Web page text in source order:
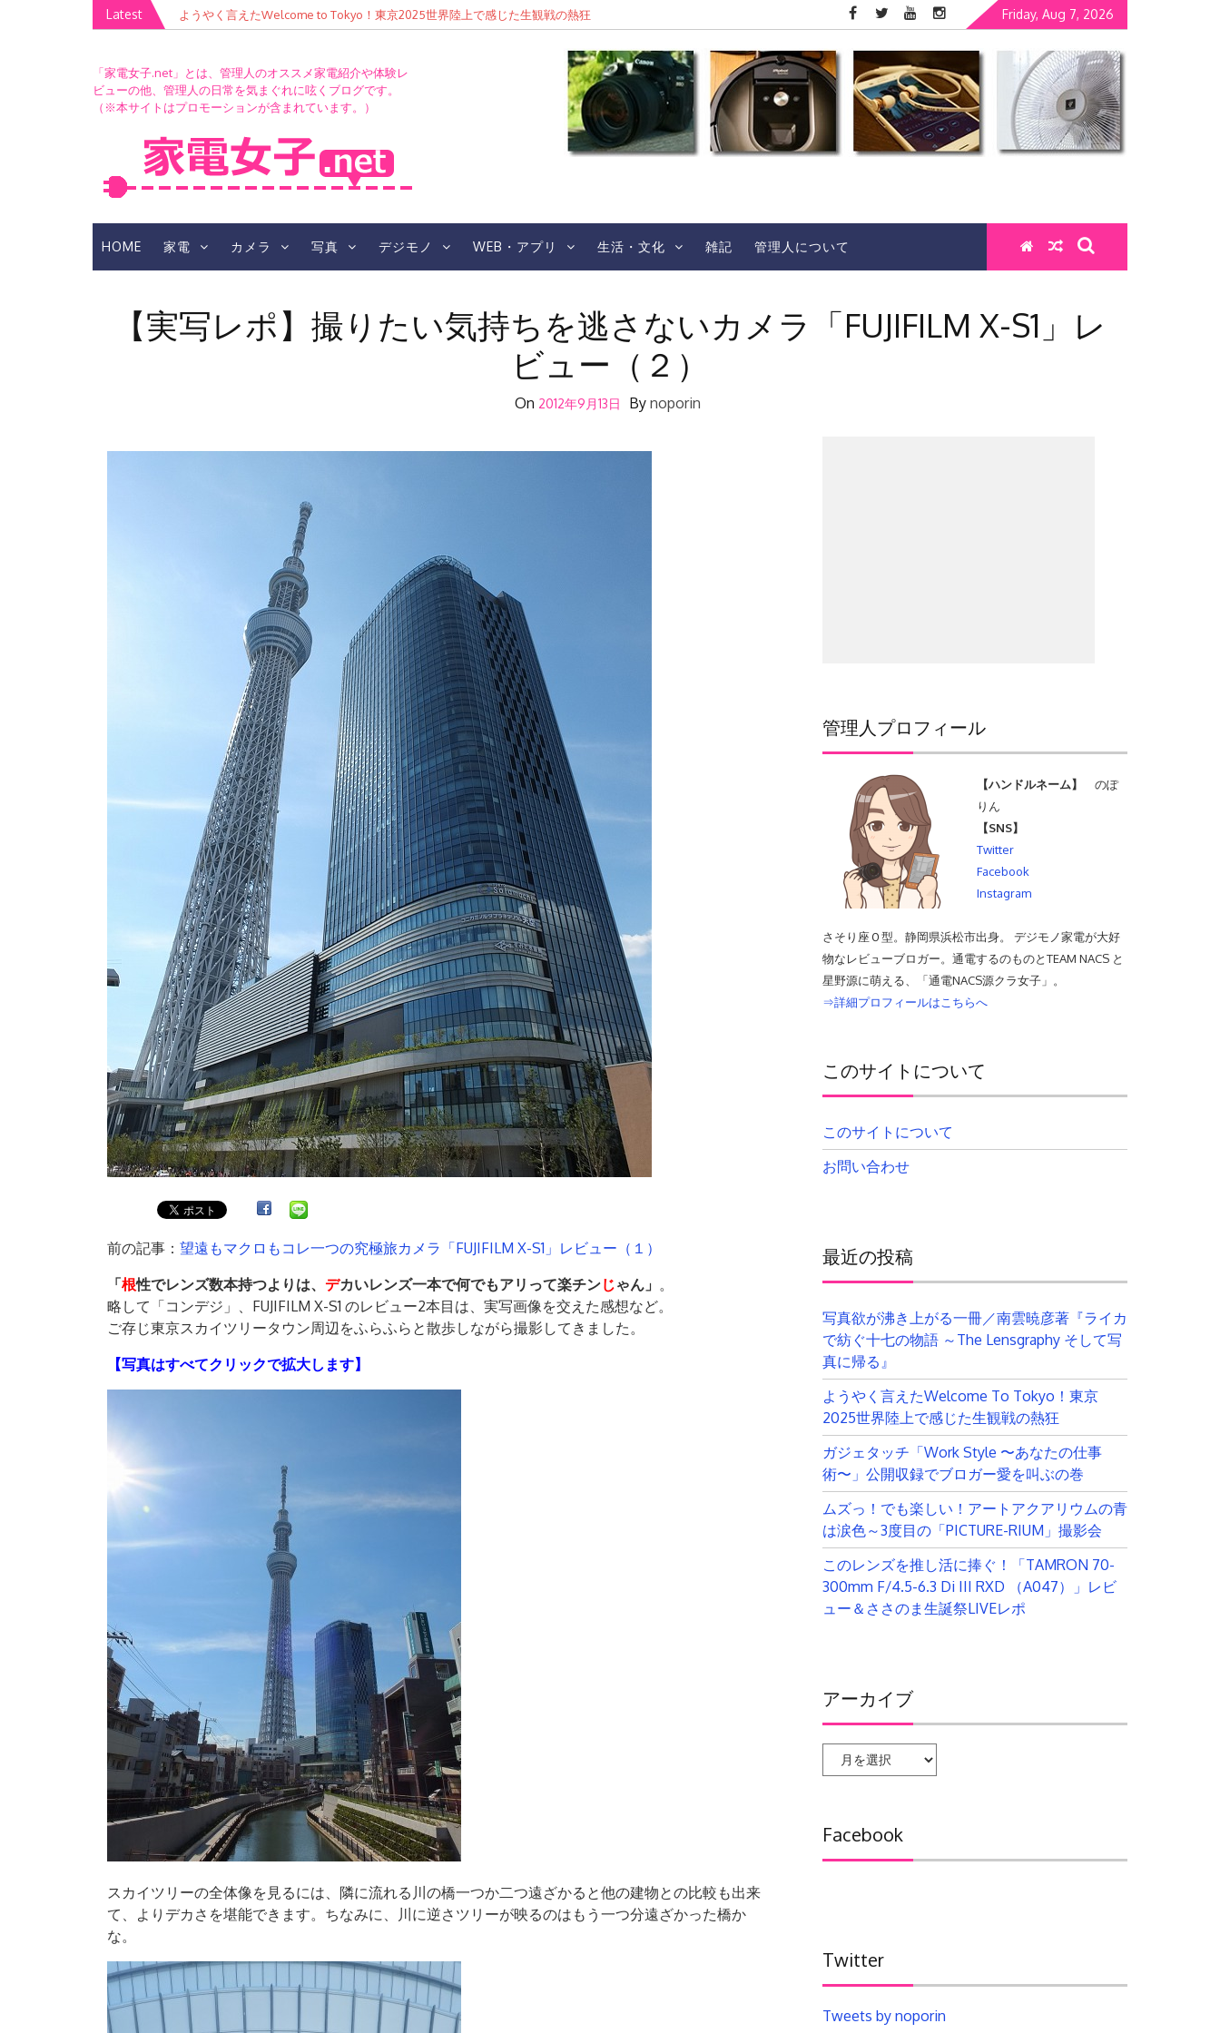
Latest ようやく言えたWelcome to Tokyo！東京2025世界陸上で感じた生観戦の熱狂 Friday, Aug 7, 2026
「家電女子.net」とは、管理人のオススメ家電紹介や体験レ
ビューの他、管理人の日常を気まぐれに呟くブログです。
（※本サイトはプロモーションが含まれています。）
HOME 家電 カメラ 写真 デジモノ WEB・アプリ 生活・文化 雑記 管理人について
【実写レポ】撮りたい気持ちを逃さないカメラ「FUJIFILM X-S1」レ
ビュー（２）
On 2012年9月13日 By noporin
前の記事： 望遠もマクロもコレ一つの究極旅カメラ「FUJIFILM X-S1」レビュー（１）
「根性でレンズ数本持つよりは、 デカいレンズ一本で何でもアリって楽チンじゃん」 。
略して「コンデジ」、FUJIFILM X-S1 のレビュー2本目は、実写画像を交えた感想など。
ご存じ東京スカイツリータウン周辺をふらふらと散歩しながら撮影してきました。
【写真はすべてクリックで拡大します】
スカイツリーの全体像を見るには、隣に流れる川の橋一つか二つ遠ざかると他の建物との比較も出来
て、よりデカさを堪能できます。ちなみに、川に逆さツリーが映るのはもう一つ分遠ざかった橋か
な。
管理人プロフィール
【ハンドルネーム】
のぽ
りん
【SNS】
Twitter
Facebook
Instagram
さそり座Ｏ型。静岡県浜松市出身。 デジモノ家電が大好
物なレビューブロガー。通電するのものとTEAM NACS と
星野源に萌える、「通電NACS源クラ女子」。
⇒詳細プロフィールはこちらへ
このサイトについて
このサイトについて
お問い合わせ
最近の投稿
写真欲が沸き上がる一冊／南雲暁彦著『ライカ
で紡ぐ十七の物語 ～The Lensgraphy そして写
真に帰る』
ようやく言えたWelcome To Tokyo！東京
2025世界陸上で感じた生観戦の熱狂
ガジェタッチ「Work Style 〜あなたの仕事
術〜」公開収録でブロガー愛を叫ぶの巻
ムズっ！でも楽しい！アートアクアリウムの青
は涙色～3度目の「PICTURE-RIUM」撮影会
このレンズを推し活に捧ぐ！「TAMRON 70-
300mm F/4.5-6.3 Di III RXD （A047）」レビ
ュー＆ささのま生誕祭LIVEレポ
アーカイブ
ー
ブ
Facebook
Twitter
Tweets by noporin